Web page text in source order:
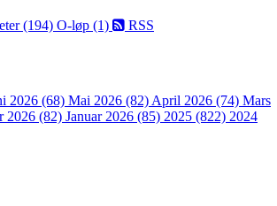
(194) O-løp (1) RSS
2026 (68) Mai 2026 (82) April 2026 (74) Mars
2026 (82) Januar 2026 (85) 2025 (822) 2024